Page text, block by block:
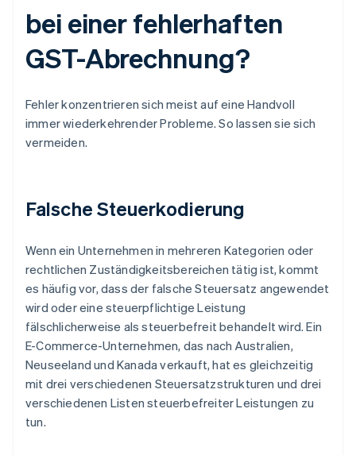
bei einer fehlerhaften
GST-Abrechnung?
Fehler konzentrieren sich meist auf eine Handvoll
immer wiederkehrender Probleme. So lassen sie sich
vermeiden.
Falsche Steuerkodierung
Wenn ein Unternehmen in mehreren Kategorien oder
rechtlichen Zuständigkeitsbereichen tätig ist, kommt
es häufig vor, dass der falsche Steuersatz angewendet
wird oder eine steuerpflichtige Leistung
fälschlicherweise als steuerbefreit behandelt wird. Ein
E-Commerce-Unternehmen, das nach Australien,
Neuseeland und Kanada verkauft, hat es gleichzeitig
mit drei verschiedenen Steuersatzstrukturen und drei
verschiedenen Listen steuerbefreiter Leistungen zu
tun.